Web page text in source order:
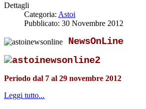
Dettagli
Categoria: Astoi
Pubblicato: 30 Novembre 2012
NewsOnLine
Periodo dal 7 al 29 novembre 2012
Leggi tutto...